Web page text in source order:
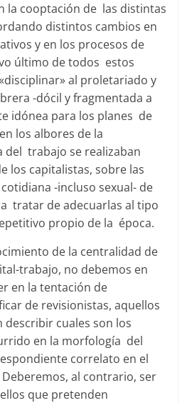
la cooptación de las distintas
distintos cambios en
y en los procesos de
último de todos estos
al proletariado y
-dócil y fragmentada a
idónea para los planes de
los albores de la
del trabajo se realizaban
los capitalistas, sobre las
-incluso sexual- de
tratar de adecuarlas al tipo
propio de la época.
de la centralidad de
trabajo, no debemos en
en la tentación de
de revisionistas, aquellos
cuales son los
en la morfología del
correlato en el
al contrario, ser
que pretenden